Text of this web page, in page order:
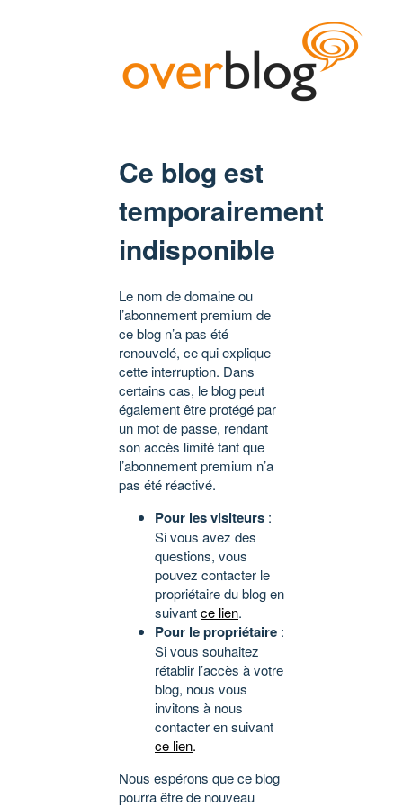
Ce blog est
temporairement
indisponible
Le nom de domaine ou
l’abonnement premium de
ce blog n’a pas été
renouvelé, ce qui explique
cette interruption. Dans
certains cas, le blog peut
également être protégé par
un mot de passe, rendant
son accès limité tant que
l’abonnement premium n’a
pas été réactivé.
Pour les visiteurs :
Si vous avez des
questions, vous
pouvez contacter le
propriétaire du blog en
suivantce lien.
Pour le propriétaire :
Si vous souhaitez
rétablir l’accès à votre
blog, nous vous
invitons à nous
contacter en suivant
ce lien.
Nous espérons que ce blog
pourra être de nouveau